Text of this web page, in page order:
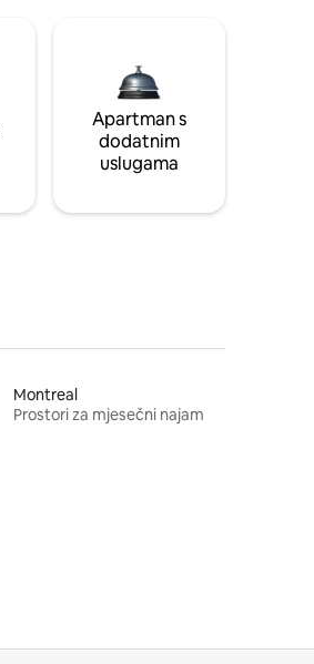
Apartman s
dodatnim
uslugama
Montreal
Prostori za mjesečni najam